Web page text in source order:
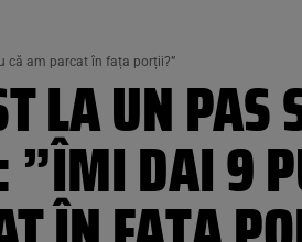
că am parcat în fața porții?”
LA UN PAS
”ÎMI DAI 9